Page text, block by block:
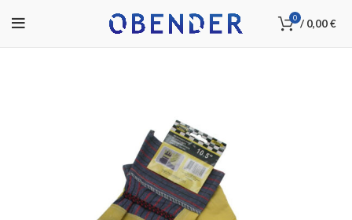
0 / 0,00€